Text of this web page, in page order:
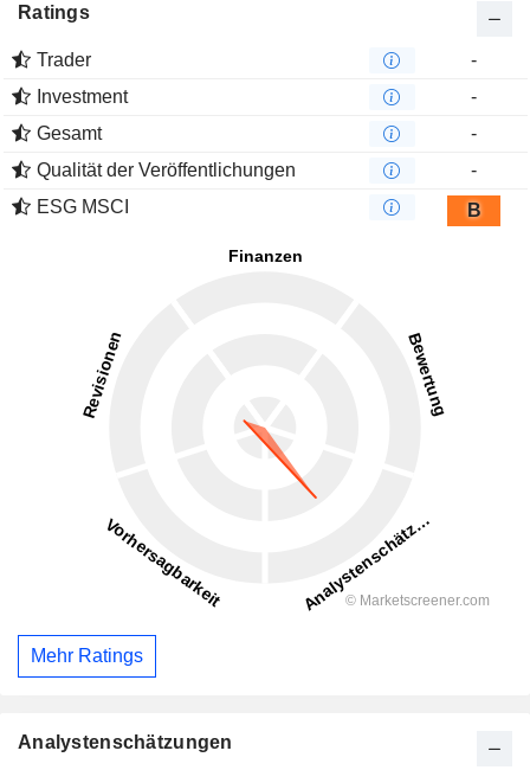
Ratings
Trader
-
Investment
-
Gesamt
-
Qualität der Veröffentlichungen
-
ESG MSCI
B
Mehr Ratings
Analystenschätzungen